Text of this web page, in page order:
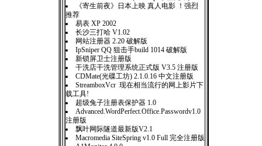
《寄生前夜》日本上映 真人电影 ！强烈
推荐
易表 XP 2002
长沙三打哈 V1.02
网站注册器 2.20 破解版
IpSniper QQ 狙击手build 1014 破解版
新锁屏卫士注册版
干洗店干洗管理系统正式版 V3.5 注册版
CDMate(光碟工坊) 2.1.0.16 中文注册版
StreamboxVcr 现在相当流行的网上影片下
载工具!
超级兔子注册表保护器 1.0
Advanced.WordPerfect.Office.Passwordv1.0
注册版
飘叶网际隧道最新版V2.1
Macromedia SiteSpring v1.0 Full 完全注册版